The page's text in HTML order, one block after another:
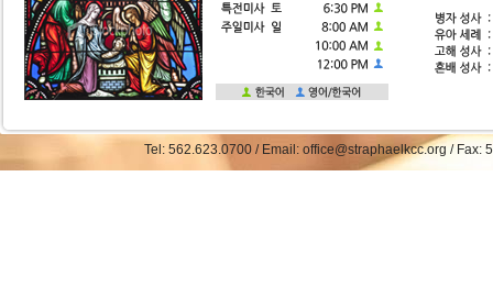
Tel: 562.623.0700 / Email: office@straphaelkcc.org /